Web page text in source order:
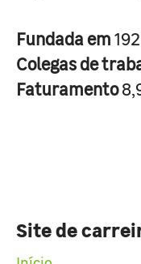
Fundada em
Colegas de
Faturamento
Site de